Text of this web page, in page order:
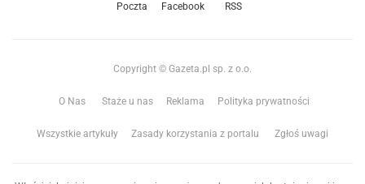
Poczta Facebook RSS
Copyright © Gazeta.pl sp. z o.o.
O Nas Staże u nas Reklama Polityka prywatności
Wszystkie artykuły Zasady korzystania z portalu Zgłoś uwagi